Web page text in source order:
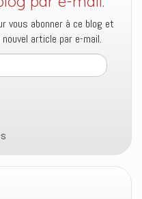
vous abonner à ce blog et
article par e-mail.